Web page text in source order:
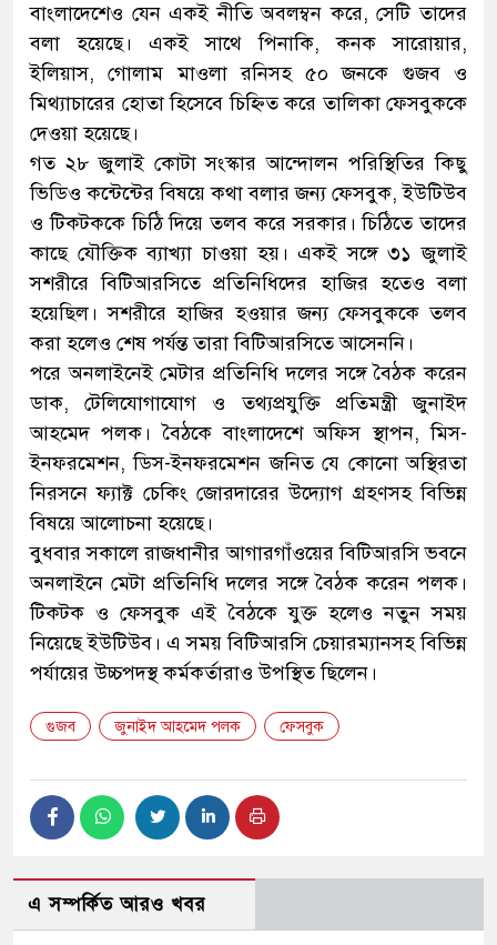
বাংলাদেশে‌ও যেন এক‌ই নীতি অবলম্বন করে, সেটি তাদের
বলা হয়েছে। এক‌ই সাথে পিনাকি, কনক সারোয়ার,
ইলিয়াস, গোলাম মাওলা রনিসহ ৫০ জনকে গুজব ও
মিথ্যাচারের হোতা হিসেবে চিহ্নিত করে তালিকা ফেসবুককে
দেওয়া হয়েছে।
গত ২৮ জুলাই কোটা সংস্কার আন্দোলন পরিস্থিতির কিছু
ভিডিও কন্টেন্টের বিষয়ে কথা বলার জন্য ফেসবুক, ইউটিউব
ও টিকটককে চিঠি দিয়ে তলব করে সরকার। চিঠিতে তাদের
কাছে যৌক্তিক ব্যাখ্যা চাওয়া হয়। একই সঙ্গে ৩১ জুলাই
সশরীরে বিটিআরসিতে প্রতিনিধিদের হাজির হতেও বলা
হয়েছিল। সশরীরে হাজির হওয়ার জন্য ফেসবুককে তলব
করা হলেও শেষ পর্যন্ত তারা বিটিআরসিতে আসেননি।
পরে অনলাইনেই মেটার প্রতিনিধি দলের সঙ্গে বৈঠক করেন
ডাক, টেলিযোগাযোগ ও তথ্যপ্রযুক্তি প্রতিমন্ত্রী জুনাইদ
আহমেদ পলক। বৈঠকে বাংলাদেশে অফিস স্থাপন, মিস-
ইনফরমেশন, ডিস-ইনফরমেশন জনিত যে কোনো অস্থিরতা
নিরসনে ফ্যাক্ট চেকিং জোরদারের উদ্যোগ গ্রহণসহ বিভিন্ন
বিষয়ে আলোচনা হয়েছে।
বুধবার সকালে রাজধানীর আগারগাঁওয়ের বিটিআরসি ভবনে
অনলাইনে মেটা প্রতিনিধি দলের সঙ্গে বৈঠক করেন পলক।
টিকটক ও ফেসবুক এই বৈঠকে যুক্ত হলেও নতুন সময়
নিয়েছে ইউটিউব। এ সময় বিটিআরসি চেয়ারম্যানসহ বিভিন্ন
পর্যায়ের উচ্চপদস্থ কর্মকর্তারাও উপস্থিত ছিলেন।
গুজব জুনাইদ আহমেদ পলক ফেসবুক
এ সম্পর্কিত আরও খবর